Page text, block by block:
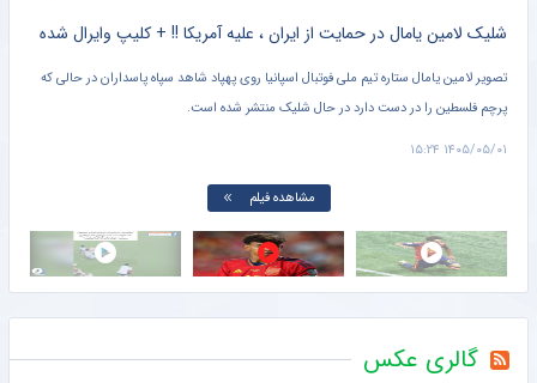
شلیک لامین یامال در حمایت از ایران ، علیه آمریکا !! + کلیپ وایرال شده
تصویر لامین یامال ستاره تیم ملی فوتبال اسپانیا روی پهپاد شاهد سپاه پاسداران در حالی که
پرچم فلسطین را در دست دارد در حال شلیک منتشر شده است.
۱۴۰۵/۰۵/۰۱ ۱۵:۲۴
مشاهده فیلم
گالری عکس